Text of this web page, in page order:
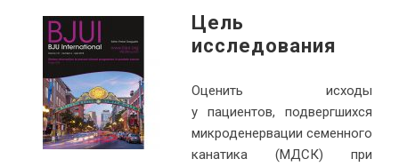
Цель
исследования
Оценить исходы
у пациентов, подвергшихся
микроденервации семенного
канатика (МДСК) при